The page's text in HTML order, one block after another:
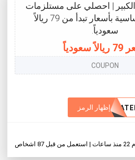
إظهار الرمز
الكبير | احصلي على مستلزمات
التجميل الأساسية بأسعار تبدأ من 79 ريالاً
سعودياً.
سعودياً
COUPON